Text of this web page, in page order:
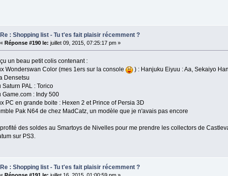
Re : Shopping list - Tu t'es fait plaisir récemment ?
«Réponse #190 le: juillet 09, 2015, 07:25:17 pm »
un beau petit colis contenant :
Wonderswan Color (mes 1ers sur la console
) : Hanjuku Eiyuu : Aa, Sekaiyo
Densetsu
Saturn PAL : Torico
Game.com : Indy 500
PC en grande boite : Hexen 2 et Prince of Persia 3D
Pak N64 de chez MadCatz, un modèle que je n'avais pas encore
des soldes au Smartoys de Nivelles pour me prendre les collectors de
sur PS3.
Re : Shopping list - Tu t'es fait plaisir récemment ?